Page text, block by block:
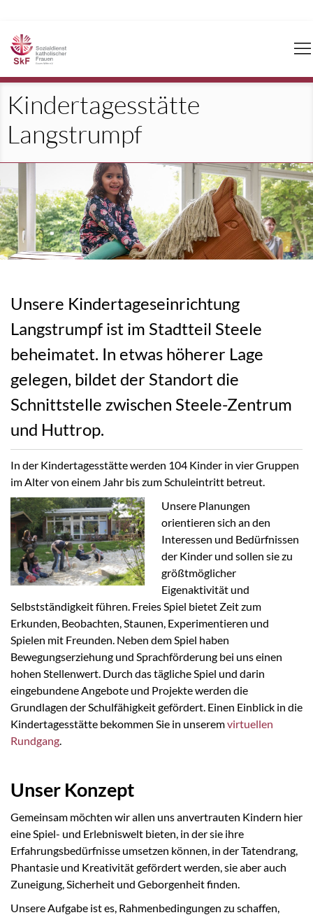
Kindertagesstätte
Langstrumpf
Unsere Kindertageseinrichtung
Langstrumpf ist im Stadtteil Steele
beheimatet. In etwas höherer Lage
gelegen, bildet der Standort die
Schnittstelle zwischen Steele-Zentrum
und Huttrop.
In der Kindertagesstätte werden 104 Kinder in vier Gruppen
im Alter von einem Jahr bis zum Schuleintritt betreut.
Unsere Planungen
orientieren sich an den
Interessen und Bedürfnissen
der Kinder und sollen sie zu
größtmöglicher
Eigenaktivität und
Selbstständigkeit führen. Freies Spiel bietet Zeit zum
Erkunden, Beobachten, Staunen, Experimentieren und
Spielen mit Freunden. Neben dem Spiel haben
Bewegungserziehung und Sprachförderung bei uns einen
hohen Stellenwert. Durch das tägliche Spiel und darin
eingebundene Angebote und Projekte werden die
Grundlagen der Schulfähigkeit gefördert. Einen Einblick in die
Kindertagesstätte bekommen Sie in unseremvirtuellen
Rundgang.
Unser Konzept
Gemeinsam möchten wir allen uns anvertrauten Kindern hier
eine Spiel- und Erlebniswelt bieten, in der sie ihre
Erfahrungsbedürfnisse umsetzen können, in der Tatendrang,
Phantasie und Kreativität gefördert werden, sie aber auch
Zuneigung, Sicherheit und Geborgenheit finden.
Unsere Aufgabe ist es, Rahmenbedingungen zu schaffen,